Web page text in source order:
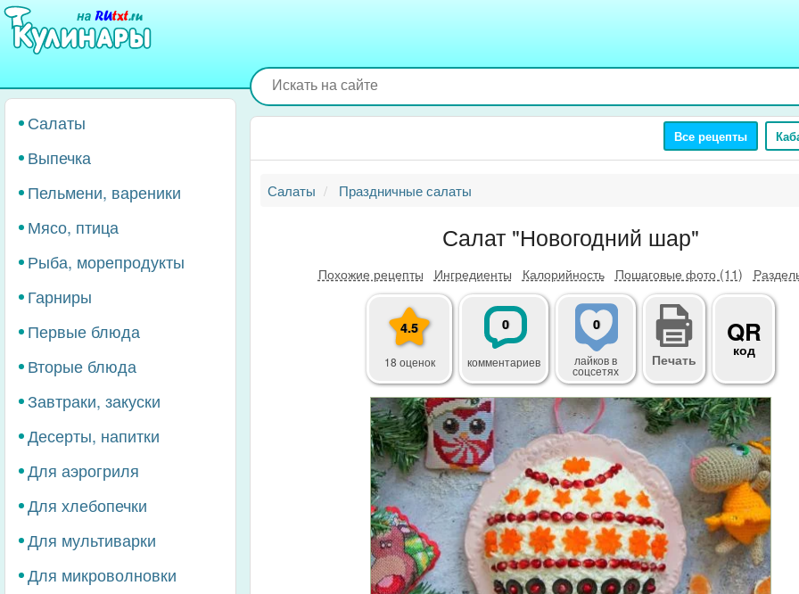
Перейти
основному
Салаты
Выпечка
Пельмени, вареники
Мясо, птица
Рыба, морепродукты
Гарниры
Первые блюда
Вторые блюда
Завтраки, закуски
Десерты, напитки
Для аэрогриля
Для хлебопечки
Для мультиварки
Для микроволновки
Все рецепты
Салаты Праздничные салаты
Салат "Новогодний шар"
Похожие рецепты Ингредиенты Калорийность Пошаговые фото (11)
4.5
18 оценок
0
комментариев
0
лайковв
соцсетях
Печать
QR
код